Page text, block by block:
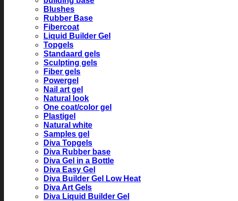
Blushes
Rubber Base
Fibercoat
Liquid Builder Gel
Topgels
Standaard gels
Sculpting gels
Fiber gels
Powergel
Nail art gel
Natural look
One coat/color gel
Plastigel
Natural white
Samples gel
Diva Topgels
Diva Rubber base
Diva Gel in a Bottle
Diva Easy Gel
Diva Builder Gel Low Heat
Diva Art Gels
Diva Liquid Builder Gel